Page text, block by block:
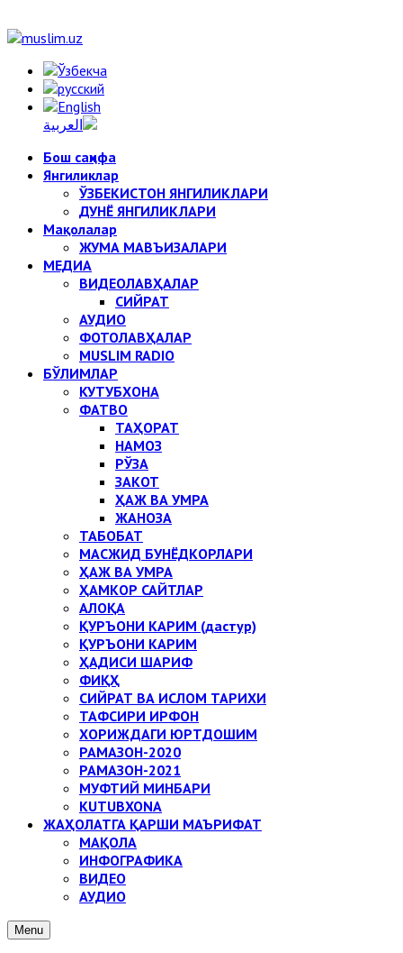
Бош саҳифа
Янгиликлар
ЎЗБЕКИСТОН ЯНГИЛИКЛАРИ
ДУНЁ ЯНГИЛИКЛАРИ
Мақолалар
ЖУМА МАВЪИЗАЛАРИ
МЕДИА
ВИДЕОЛАВҲАЛАР
СИЙРАТ
АУДИО
ФОТОЛАВҲАЛАР
MUSLIM RADIO
БЎЛИМЛАР
КУТУБХОНА
ФАТВО
ТАҲОРАТ
НАМОЗ
РЎЗА
ЗАКОТ
ҲАЖ ВА УМРА
ЖАНОЗА
ТАБОБАТ
МАСЖИД БУНЁДКОРЛАРИ
ҲАЖ ВА УМРА
ҲАМКОР САЙТЛАР
АЛОҚА
ҚУРЪОНИ КАРИМ (дастур)
ҚУРЪОНИ КАРИМ
ҲАДИСИ ШАРИФ
ФИҚҲ
СИЙРАТ ВА ИСЛОМ ТАРИХИ
ТАФСИРИ ИРФОН
ХОРИЖДАГИ ЮРТДОШИМ
РАМАЗОН-2020
РАМАЗОН-2021
МУФТИЙ МИНБАРИ
KUTUBXONA
ЖАҲОЛАТГА ҚАРШИ МАЪРИФАТ
МАҚОЛА
ИНФОГРАФИКА
ВИДЕО
АУДИО
Menu